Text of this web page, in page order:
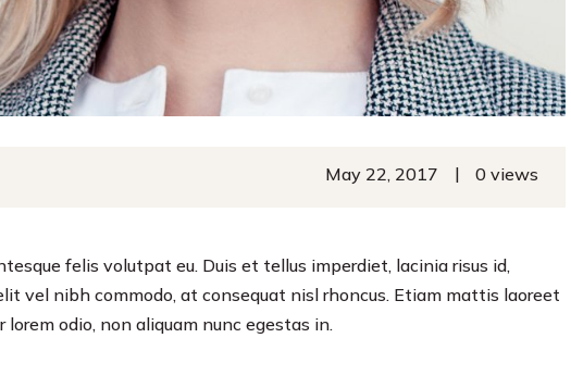
May 22, 2017 | 0 views
felis volutpat eu. Duis et tellus imperdiet, lacinia risus id,
vel nibh commodo, at consequat nisl rhoncus. Etiam mattis laoreet
odio, non aliquam nunc egestas in.